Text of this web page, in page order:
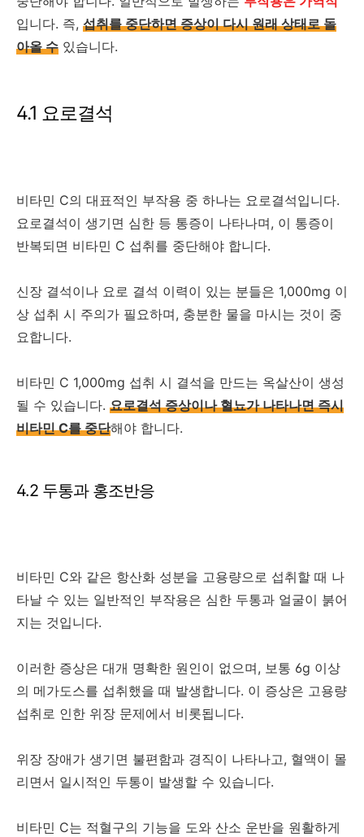
입니다. 즉, 섭취를 중단하면 증상이 다시 원래 상태로 돌
아올 수 있습니다.
4.1 요로결석
비타민 C의 대표적인 부작용 중 하나는 요로결석입니다.
요로결석이 생기면 심한 등 통증이 나타나며, 이 통증이
반복되면 비타민 C 섭취를 중단해야 합니다.
신장 결석이나 요로 결석 이력이 있는 분들은 1,000mg 이
상 섭취 시 주의가 필요하며, 충분한 물을 마시는 것이 중
요합니다.
비타민 C 1,000mg 섭취 시 결석을 만드는 옥살산이 생성
될 수 있습니다. 요로결석 증상이나 혈뇨가 나타나면 즉시
비타민 C를 중단해야 합니다.
4.2 두통과 홍조반응
비타민 C와 같은 항산화 성분을 고용량으로 섭취할 때 나
타날 수 있는 일반적인 부작용은 심한 두통과 얼굴이 붉어
지는 것입니다.
이러한 증상은 대개 명확한 원인이 없으며, 보통 6g 이상
의 메가도스를 섭취했을 때 발생합니다. 이 증상은 고용량
섭취로 인한 위장 문제에서 비롯됩니다.
위장 장애가 생기면 불편함과 경직이 나타나고, 혈액이 몰
리면서 일시적인 두통이 발생할 수 있습니다.
비타민 C는 적혈구의 기능을 도와 산소 운반을 원활하게